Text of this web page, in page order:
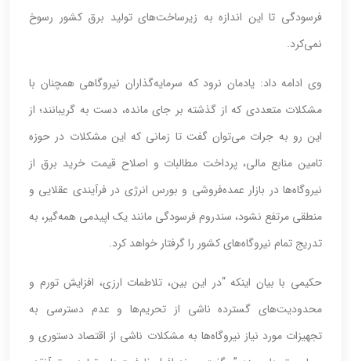
فرسودگی تا این اندازه به زیرساخت‌های تولید برق کشور رسوخ
نمی‌کرد.
وی ادامه داد: یادمان نرود که سرمایه‌گذاران نیروگاهی همچنان با
مشکلات متعددی که از گذشته بر جای مانده، دست به گریبانند؛ از
این رو به جرات می‌توان گفت تا زمانی که این مشکلات در حوزه
تامین منابع مالی، پرداخت مطالبات و اصلاح قیمت خرید برق از
نیروگاه‌ها در بازار عمده‌فروشی و بورس انرژی در فرآیندی عقلایی و
منطقی مرتفع نشود، سندروم فرسودگی مانند یک اپیدمی همه‌گیر، به
تدریج تمام نیروگاه‌های کشور را گرفتار خواهد کرد.
حکیمی با بیان اینکه “در این بین، تلاطمات ارزی، افزایش تورم و
محدودیت‌های گسترده ناشی از تحریم‌ها و عدم دسترسی به
تجهیزات مورد نیاز نیروگاه‌ها به مشکلات ناشی از اقتصاد دستوری و